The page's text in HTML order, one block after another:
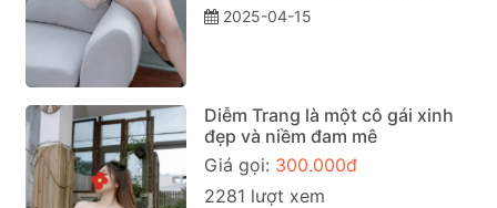
2025-04-15
Diễm Trang là một cô gái xinh
đẹp và niềm đam mê
Giá gọi: 300.000đ
2281 lượt xem